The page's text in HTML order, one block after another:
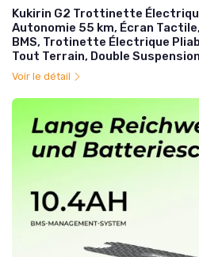
Kukirin G2 Trottinette
Autonomie 55 km, Écran
BMS, Trotinette Électrique
Tout Terrain, Double
Voir le détail